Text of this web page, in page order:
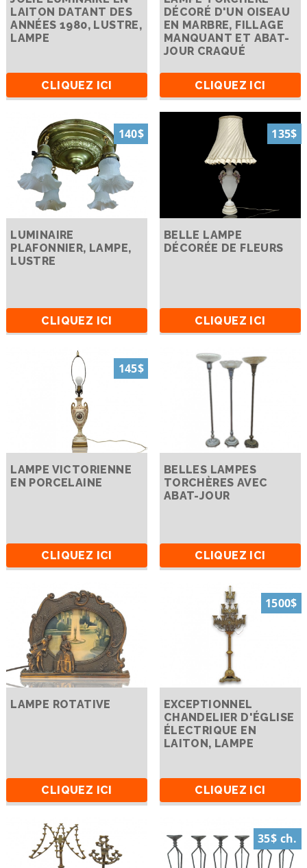
LAITON DATANT DES
ANNÉES 1980, LUSTRE,
LAMPE
CLIQUEZ ICI
DÉCORÉ D'UN OISEAU
EN MARBRE, FILLAGE
MANQUANT ET ABAT-
JOUR CRAQUÉ
CLIQUEZ ICI
140$
LUMINAIRE
PLAFONNIER, LAMPE,
LUSTRE
CLIQUEZ ICI
135$
BELLE LAMPE
DÉCORÉE DE FLEURS
CLIQUEZ ICI
145$
LAMPE VICTORIENNE
EN PORCELAINE
CLIQUEZ ICI
BELLES LAMPES
TORCHÈRES AVEC
ABAT-JOUR
CLIQUEZ ICI
LAMPE ROTATIVE
CLIQUEZ ICI
1500$
EXCEPTIONNEL
CHANDELIER D'ÉGLISE
ÉLECTRIQUE EN
LAITON, LAMPE
CLIQUEZ ICI
35$ ch.